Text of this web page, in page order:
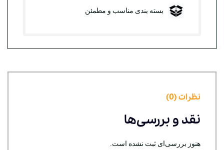
بسته بندی مناسب و مطمئن
نظرات (0)
نقد و بررسی‌ها
هنوز بررسی‌ای ثبت نشده است.